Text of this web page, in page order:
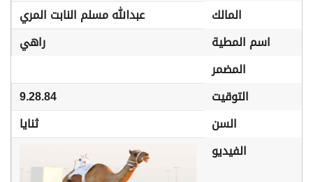
المالك
عبدالله مسلم النابت المري
اسم المطية
راهي
المضمر
التوقيت
9.28.84
السن
ثنايا
الفيديو